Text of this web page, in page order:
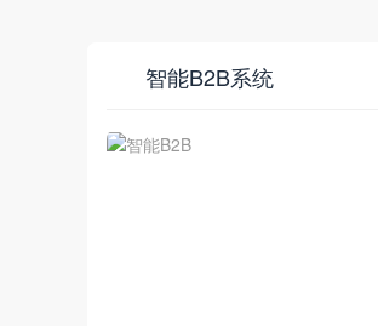
智能B2B系统